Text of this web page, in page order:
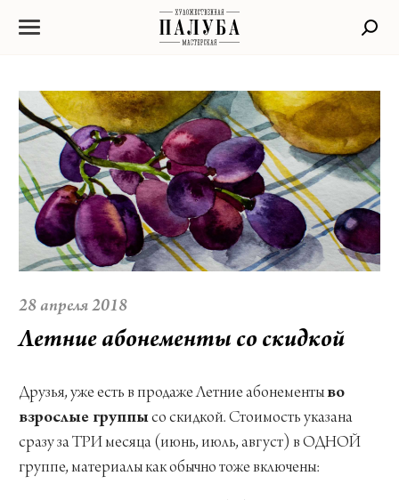
28 апреля 2018
Летние абонементы со скидкой
Друзья, уже есть в продаже Летние абонементыво
взрослые группысо скидкой. Стоимость указана
сразу за ТРИ месяца (июнь, июль, август) в ОДНОЙ
группе, материалы как обычно тоже включены: